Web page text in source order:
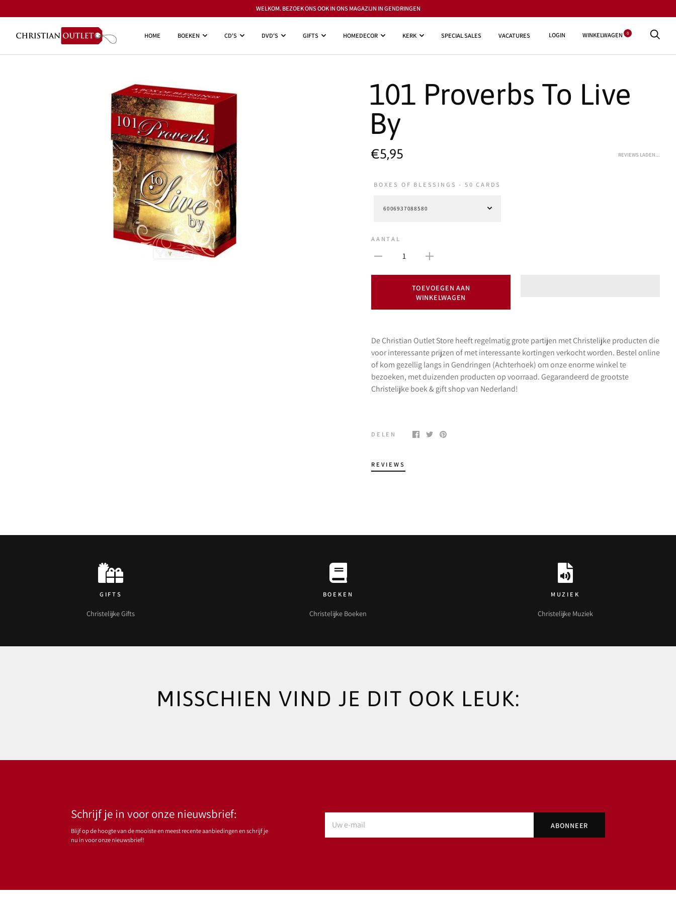
WELKOM. BEZOEK ONS OOK IN ONS MAGAZIJN IN GENDRINGEN
HOME BOEKEN CD'S DVD'S GIFTS HOMEDECOR KERK SPECIAL SALES VACATURES LOGIN WINKELWAGEN 0
101 Proverbs To Live
By
€5,95 REVIEWS LADEN...
BOXES OF BLESSINGS - 50 CARDS
AANTAL
1
TOEVOEGEN AAN
WINKELWAGEN
De Christian Outlet Store heeft regelmatig grote partijen met Christelijke producten die
voor interessante prijzen of met interessante kortingen verkocht worden. Bestel online
of kom gezellig langs in Gendringen (Achterhoek) om onze enorme winkel te
bezoeken, met duizenden producten op voorraad. Gegarandeerd de grootste
Christelijke boek & gift shop van Nederland!
DELEN
REVIEWS
GIFTS
Christelijke Gifts
BOEKEN
Christelijke Boeken
MUZIEK
Christelijke Muziek
MISSCHIEN VIND JE DIT OOK LEUK:
Schrijf je in voor onze nieuwsbrief:
Blijf op de hoogte van de mooiste en meest recente aanbiedingen en schrijf je
nu in voor onze nieuwsbrief!